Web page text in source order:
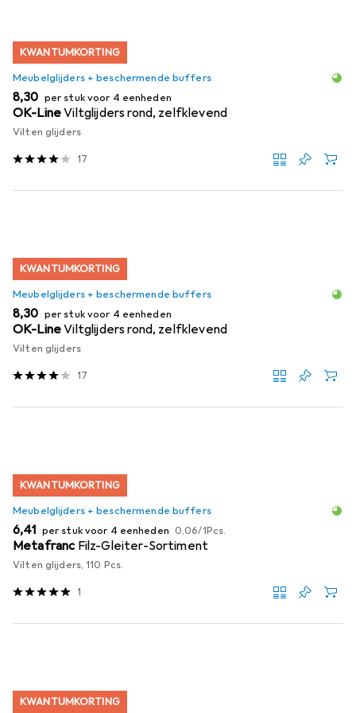
KWANTUMKORTING
Meubelglijders + beschermende buffers
EUR
8,30 per stuk voor 4 eenheden
OK-LineViltglijders rond, zelfklevend
Vilten glijders
17
KWANTUMKORTING
Meubelglijders + beschermende buffers
EUR
8,30 per stuk voor 4 eenheden
OK-LineViltglijders rond, zelfklevend
Vilten glijders
17
KWANTUMKORTING
Meubelglijders + beschermende buffers
EUR
6,41 per stuk voor 4 eenheden EUR
0,06/1Pcs.
Metafranc Filz-Gleiter-Sortiment
Vilten glijders, 110 Pcs.
1
KWANTUMKORTING